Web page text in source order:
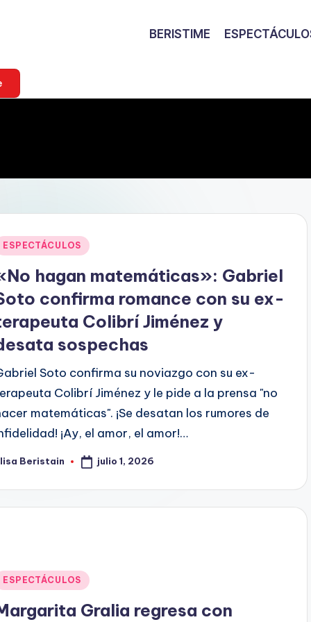
BERISTIME
ESPECTÁCULOS
hagan matemáticas»: Gabriel
confirma romance con su ex-
Colibrí Jiménez y
sospechas
Soto confirma su noviazgo con su ex-
Colibrí Jiménez y le pide a la prensa "no
matemáticas". ¡Se desatan los rumores de
¡Ay, el amor, el amor!…
Beristain julio 1, 2026
ESPECTÁCULOS
Gralia regresa con